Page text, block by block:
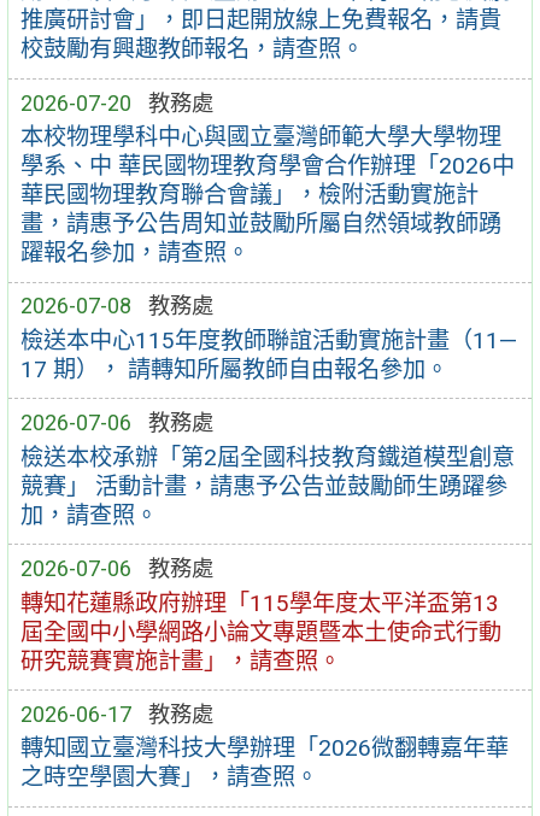
推廣研討會」，即日起開放線上免費報名，請貴
校鼓勵有興趣教師報名，請查照。
2026-07-20 教務處
本校物理學科中心與國立臺灣師範大學大學物理
學系、中 華民國物理教育學會合作辦理「2026中
華民國物理教育聯合會議」，檢附活動實施計
畫，請惠予公告周知並鼓勵所屬自然領域教師踴
躍報名參加，請查照。
2026-07-08 教務處
檢送本中心115年度教師聯誼活動實施計畫（11—
17 期）， 請轉知所屬教師自由報名參加。
2026-07-06 教務處
檢送本校承辦「第2屆全國科技教育鐵道模型創意
競賽」 活動計畫，請惠予公告並鼓勵師生踴躍參
加，請查照。
2026-07-06 教務處
轉知花蓮縣政府辦理「115學年度太平洋盃第13
屆全國中小學網路小論文專題暨本土使命式行動
研究競賽實施計畫」，請查照。
2026-06-17 教務處
轉知國立臺灣科技大學辦理「2026微翻轉嘉年華
之時空學園大賽」，請查照。